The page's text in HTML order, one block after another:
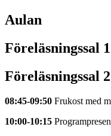
Aulan
Föreläsningssal 1
Föreläsningssal 2
08:45-09:50 Frukost med
10:00-10:15